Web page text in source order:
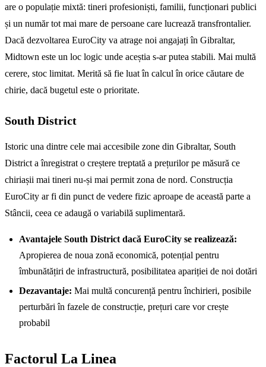
are o populație mixtă: tineri profesioniști, familii, funcționari publici
și un număr tot mai mare de persoane care lucrează transfrontalier.
Dacă dezvoltarea EuroCity va atrage noi angajați în Gibraltar,
Midtown este un loc logic unde aceștia s-ar putea stabili. Mai multă
cerere, stoc limitat. Merită să fie luat în calcul în orice căutare de
chirie, dacă bugetul este o prioritate.
South District
Istoric una dintre cele mai accesibile zone din Gibraltar, South
District a înregistrat o creștere treptată a prețurilor pe măsură ce
chiriașii mai tineri nu-și mai permit zona de nord. Construcția
EuroCity ar fi din punct de vedere fizic aproape de această parte a
Stâncii, ceea ce adaugă o variabilă suplimentară.
Avantajele South District dacă EuroCity se realizează:
Apropierea de noua zonă economică, potențial pentru
îmbunătățiri de infrastructură, posibilitatea apariției de noi dotări
Dezavantaje: Mai multă concurență pentru închirieri, posibile
perturbări în fazele de construcție, prețuri care vor crește
probabil
Factorul La Linea